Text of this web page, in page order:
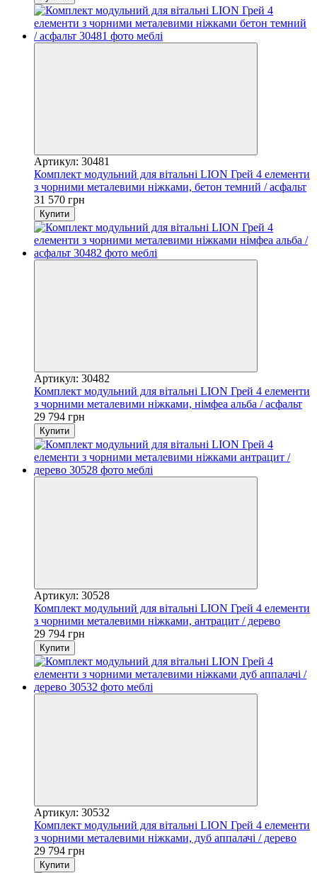
Артикул: 30481
Комплект модульний для вітальні LION Грей 4 елементи
з чорними металевими ніжками, бетон темний / асфальт
31 570 грн
Купити
Артикул: 30482
Комплект модульний для вітальні LION Грей 4 елементи
з чорними металевими ніжками, німфеа альба / асфальт
29 794 грн
Купити
Артикул: 30528
Комплект модульний для вітальні LION Грей 4 елементи
з чорними металевими ніжками, антрацит / дерево
29 794 грн
Купити
Артикул: 30532
Комплект модульний для вітальні LION Грей 4 елементи
з чорними металевими ніжками, дуб аппалачі / дерево
29 794 грн
Купити